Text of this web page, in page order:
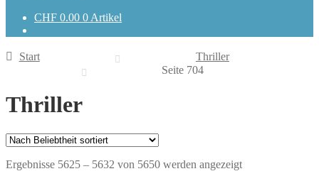
CHF 0.00 0 Artikel
Start
Thriller
Seite 704
Thriller
Ergebnisse 5625 – 5632 von 5650 werden angezeigtNach